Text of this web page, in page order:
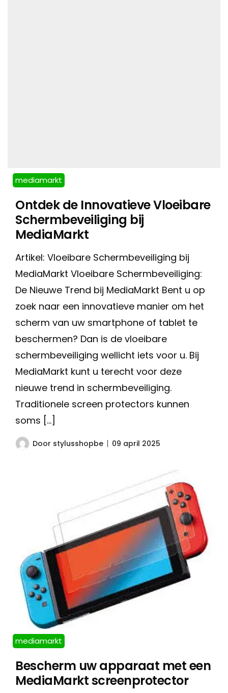
mediamarkt
Ontdek de Innovatieve Vloeibare
Schermbeveiliging bij
MediaMarkt
Artikel: Vloeibare Schermbeveiliging bij
MediaMarkt Vloeibare Schermbeveiliging:
De Nieuwe Trend bij MediaMarkt Bent u op
zoek naar een innovatieve manier om het
scherm van uw smartphone of tablet te
beschermen? Dan is de vloeibare
schermbeveiliging wellicht iets voor u. Bij
MediaMarkt kunt u terecht voor deze
nieuwe trend in schermbeveiliging.
Traditionele screen protectors kunnen
soms […]
Door stylusshopbe 09 april 2025
mediamarkt
Bescherm uw apparaat met een
MediaMarkt screenprotector